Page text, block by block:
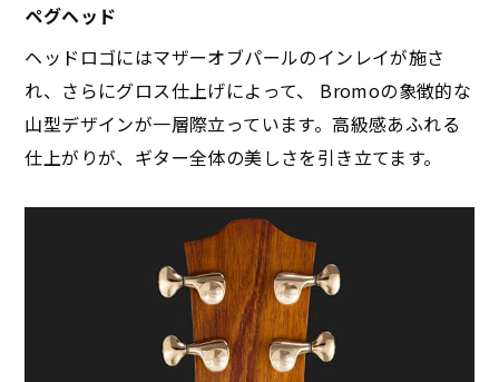
ペグヘッド
ヘッドロゴにはマザーオブパールのインレイが施さ
れ、さらにグロス仕上げによって、 Bromoの象徴的な
山型デザインが一層際立っています。高級感あふれる
仕上がりが、ギター全体の美しさを引き立てます。